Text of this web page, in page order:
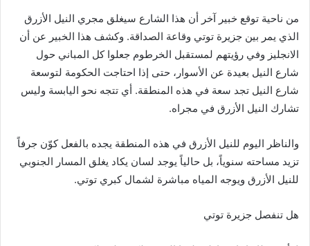
من ناحية توقع خبير آخر أن هذا الشارع سيغلق مجري النيل الأزرق
الذي يمر بين جزيرة توتي وقاعة الصداقة. وكشف هذا الخبير عن أن
الانجليز وفي رؤيتهم لمستقبل الخرطوم جعلوا كل المباني حول
شارع النيل بعيدة عن الأسوار، حتى إذا احتاجت الحكومة لتوسعة
شارع النيل تجد سعة في هذه المنطقة. أي تتجه نحو اليابسة وليس
تشارك النيل الأزرق في مجراه.
والناظر اليوم للنيل الأزرق في هذه المنطقة يجده بالفعل كوّن جرفاً
تزيد مساحته سنوياً، بل حالياً يوجد لسان يكاد يغلق المسار الجنوبي
للنيل الأزرق ويوجه المياه مباشرة لشمال كبري توتي.
هل تنفصل جزيرة توتي